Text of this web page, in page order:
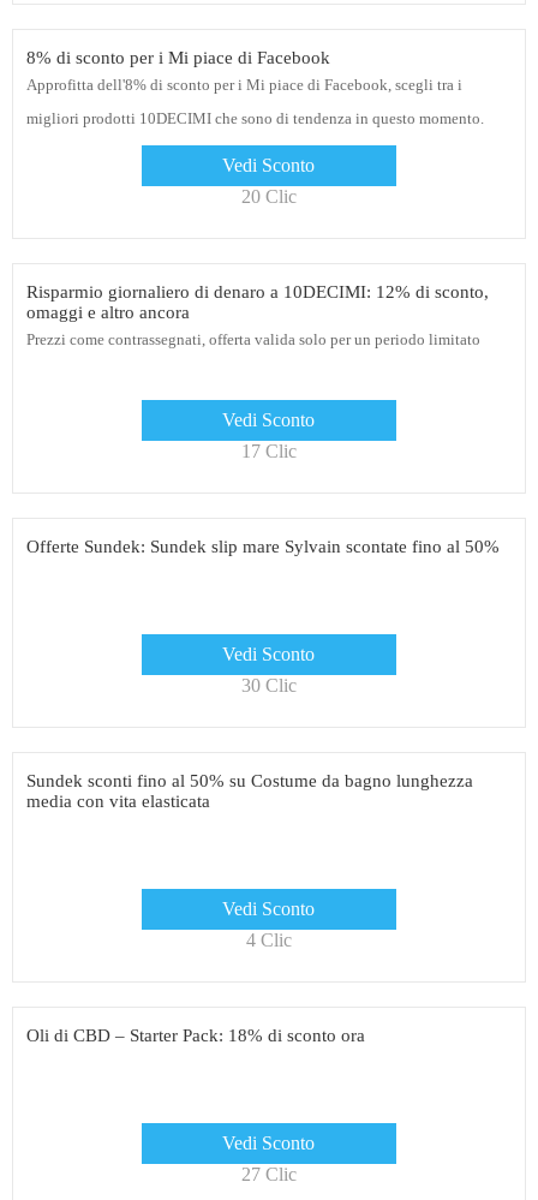
8% di sconto per i Mi piace di Facebook
Approfitta dell'8% di sconto per i Mi piace di Facebook, scegli tra i
migliori prodotti 10DECIMI che sono di tendenza in questo momento.
Vedi Sconto
20 Clic
Risparmio giornaliero di denaro a 10DECIMI: 12% di sconto,
omaggi e altro ancora
Prezzi come contrassegnati, offerta valida solo per un periodo limitato
Vedi Sconto
17 Clic
Offerte Sundek: Sundek slip mare Sylvain scontate fino al 50%
Vedi Sconto
30 Clic
Sundek sconti fino al 50% su Costume da bagno lunghezza
media con vita elasticata
Vedi Sconto
4 Clic
Oli di CBD – Starter Pack: 18% di sconto ora
Vedi Sconto
27 Clic